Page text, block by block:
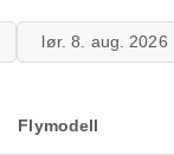
lør. 8. aug. 2026
Flymodell